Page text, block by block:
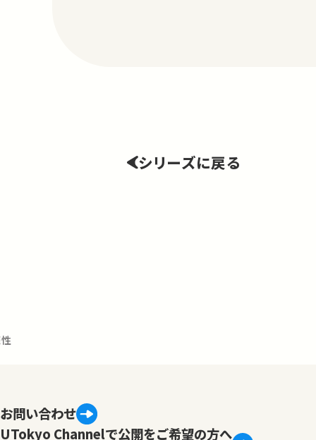
シリーズに戻る
お問い合わせ
UTokyo Channelで公開をご希望の方へ